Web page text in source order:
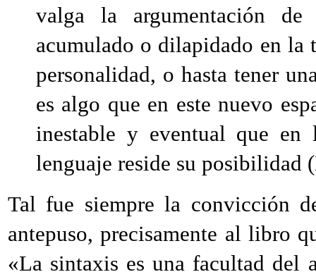
valga la argumentación
acumulado o dilapidado en la
personalidad, o hasta tener
es algo que en este nuevo
inestable y eventual que
lenguaje reside su
Tal fue siempre la convicción
antepuso, precisamente al libro
«La sintaxis es una facultad del